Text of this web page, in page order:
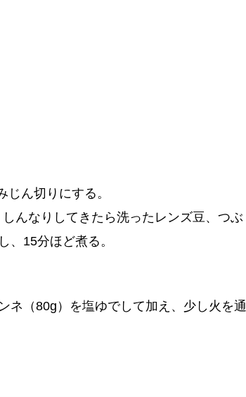
ん切りにする。
んなりしてきたら洗ったレンズ豆、つぶ
、15分ほど煮る。
（80g）を塩ゆでして加え、少し火を通